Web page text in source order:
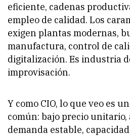
eficiente, cadenas
empleo de calidad. Los
exigen plantas modernas,
manufactura, control de
digitalización. Es industria
improvisación.
Y como CIO, lo que veo es
común: bajo precio
demanda estable,